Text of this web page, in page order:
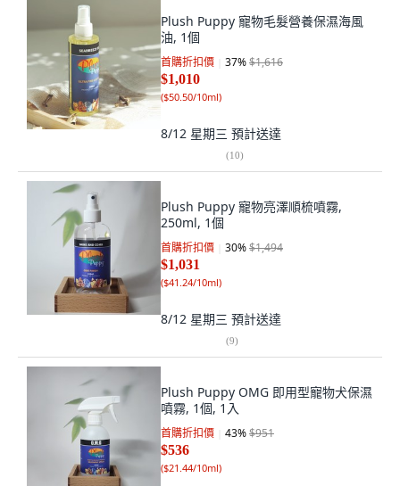
Plush Puppy 寵物毛髮營養保濕海風
油, 1個
首購折扣價 37%$1,616
$1,010
($50.50/10ml)
8/12 星期三 預計送達
(10)
Plush Puppy 寵物亮澤順梳噴霧,
250ml, 1個
首購折扣價 30%$1,494
$1,031
($41.24/10ml)
8/12 星期三 預計送達
(9)
Plush Puppy OMG 即用型寵物犬保濕
噴霧, 1個, 1入
首購折扣價 43%$951
$536
($21.44/10ml)